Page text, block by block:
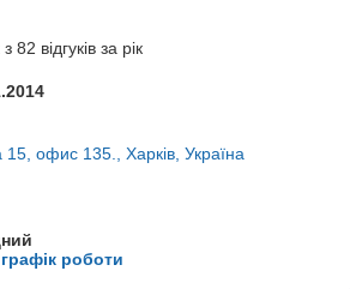
82 відгуків за рік
офис 135., Харків, Україна
роботи